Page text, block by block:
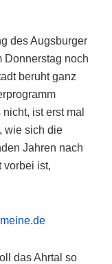
des Augsburger
Donnerstag noch
beruht ganz
ist erst mal
wie sich die
Jahren nach
vorbei ist,
das Ahrtal so